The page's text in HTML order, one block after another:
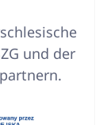
und der